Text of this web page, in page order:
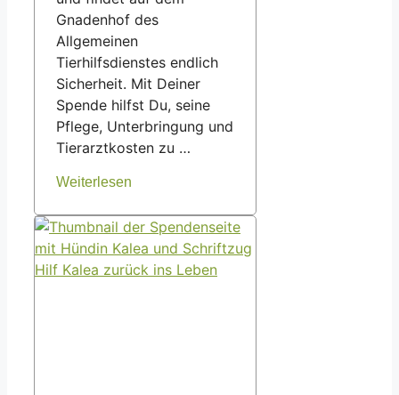
Gnadenhof des
Allgemeinen
Tierhilfsdienstes endlich
Sicherheit. Mit Deiner
Spende hilfst Du, seine
Pflege, Unterbringung und
Tierarztkosten zu …
Weiterlesen